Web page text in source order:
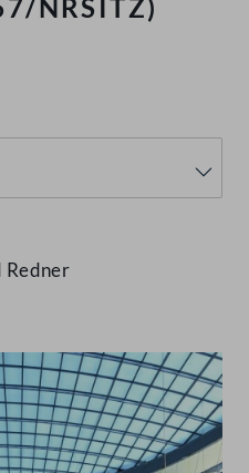
NRSITZ)
Redner